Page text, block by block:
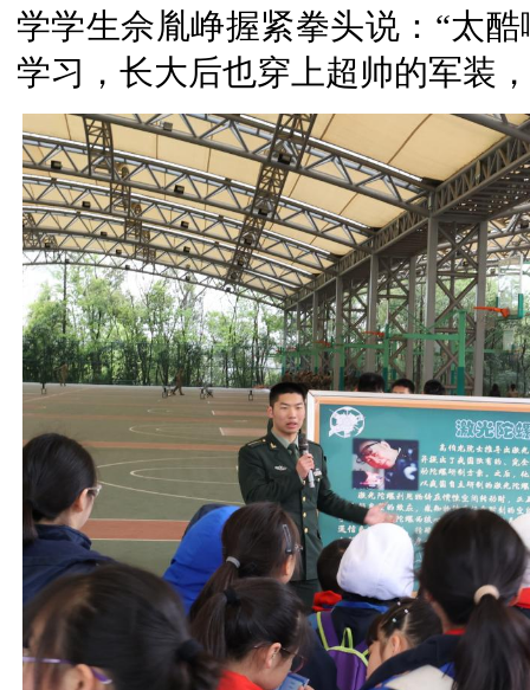
学学生佘胤峥握紧拳头说：“太
学习，长大后也穿上超帅的军装